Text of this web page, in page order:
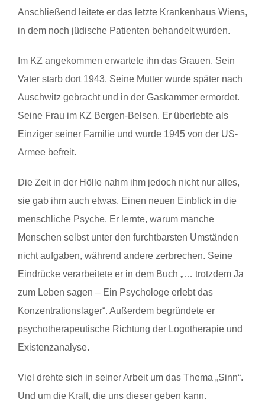
Anschließend leitete er das letzte Krankenhaus Wiens,
in dem noch jüdische Patienten behandelt wurden.
Im KZ angekommen erwartete ihn das Grauen. Sein
Vater starb dort 1943. Seine Mutter wurde später nach
Auschwitz gebracht und in der Gaskammer ermordet.
Seine Frau im KZ Bergen-Belsen. Er überlebte als
Einziger seiner Familie und wurde 1945 von der US-
Armee befreit.
Die Zeit in der Hölle nahm ihm jedoch nicht nur alles,
sie gab ihm auch etwas. Einen neuen Einblick in die
menschliche Psyche. Er lernte, warum manche
Menschen selbst unter den furchtbarsten Umständen
nicht aufgaben, während andere zerbrechen. Seine
Eindrücke verarbeitete er in dem Buch „… trotzdem Ja
zum Leben sagen – Ein Psychologe erlebt das
Konzentrationslager“. Außerdem begründete er
psychotherapeutische Richtung der Logotherapie und
Existenzanalyse.
Viel drehte sich in seiner Arbeit um das Thema „Sinn“.
Und um die Kraft, die uns dieser geben kann.